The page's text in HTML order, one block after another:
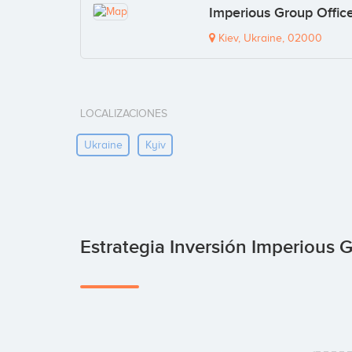
Imperious Group
Kiev, Ukraine, 02000
LOCALIZACIONES
Ukraine Kyiv
Estrategia Inversión Imperious